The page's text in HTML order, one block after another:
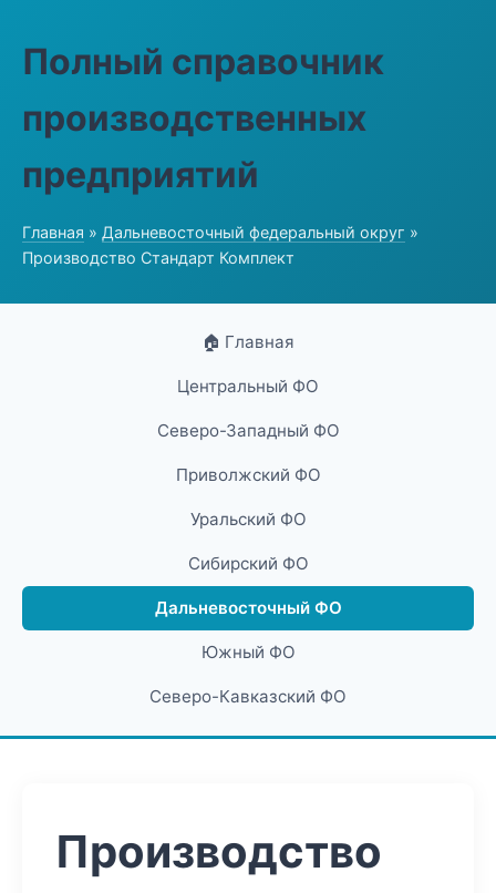
Полный справочник
производственных
предприятий
Главная » Дальневосточный федеральный округ »
Производство Стандарт Комплект
🏠 Главная
Центральный ФО
Северо-Западный ФО
Приволжский ФО
Уральский ФО
Сибирский ФО
Дальневосточный ФО
Южный ФО
Северо-Кавказский ФО
Производство